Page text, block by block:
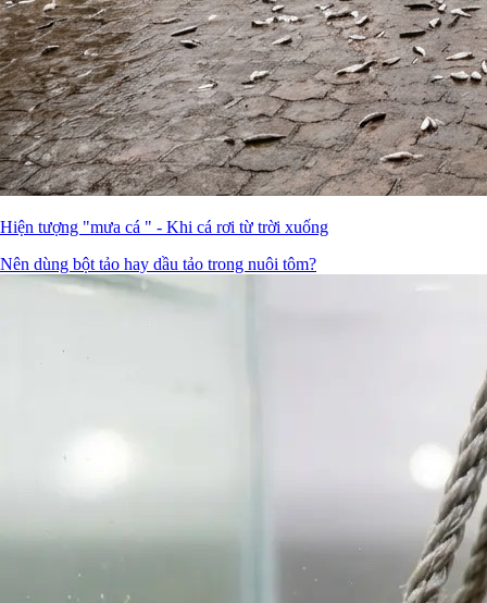
Hiện tượng "mưa cá " - Khi cá rơi từ trời xuống
Nên dùng bột tảo hay dầu tảo trong nuôi tôm?